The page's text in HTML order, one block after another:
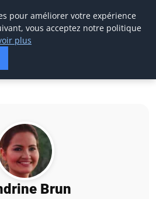
Brun
pour améliorer votre expérience
vous acceptez notre politique
plus